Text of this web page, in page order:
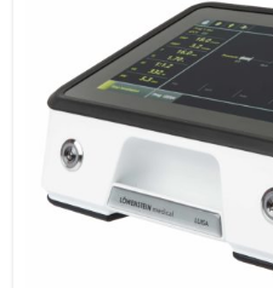
Löwenstein Medical Manufacturing
Löwenstein Medical Technology
Löwenstein Medical Innovation